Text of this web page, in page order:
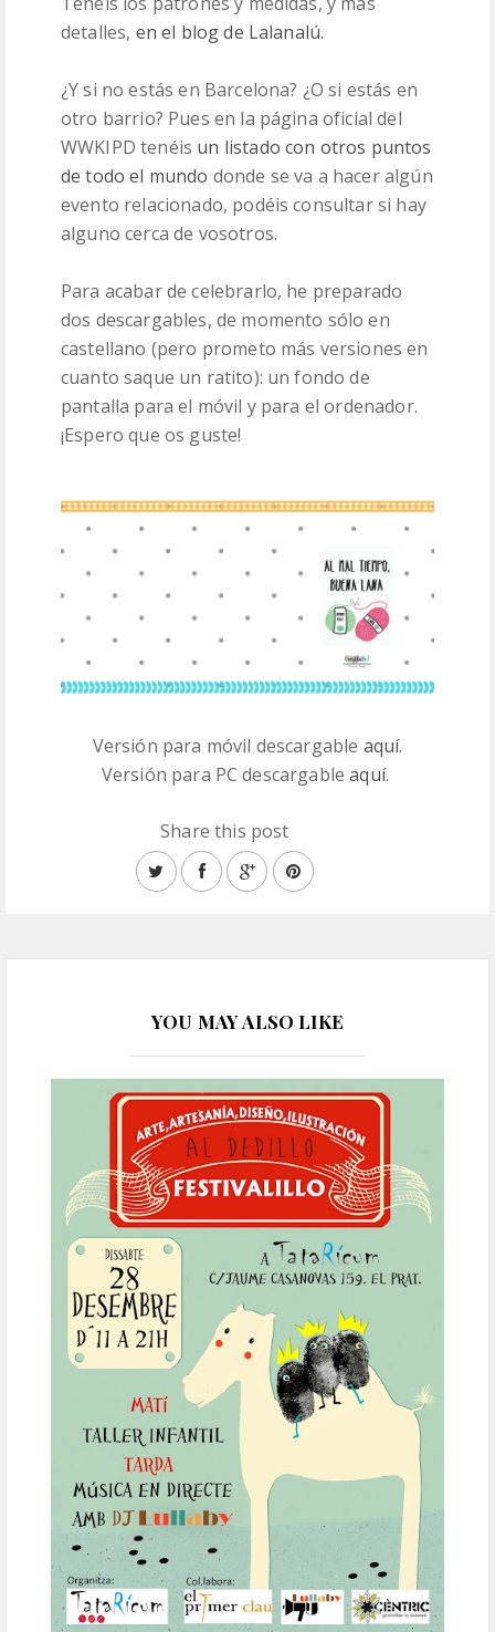
detalles, en el blog de Lalanalú.
¿Y si no estás en Barcelona? ¿O si estás en
otro barrio? Pues en la página oficial del
WWKIPD tenéis un listado con otros puntos
de todo el mundo donde se va a hacer algún
evento relacionado, podéis consultar si hay
alguno cerca de vosotros.
Para acabar de celebrarlo, he preparado
dos descargables, de momento sólo en
castellano (pero prometo más versiones en
cuanto saque un ratito): un fondo de
pantalla para el móvil y para el ordenador.
¡Espero que os guste!
Versión para móvil descargable aquí.
Versión para PC descargableaquí.
Share this post
YOU MAY ALSO LIKE